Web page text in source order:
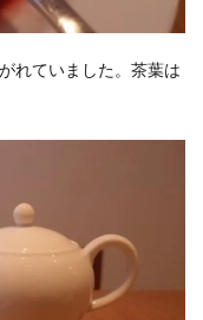
れていました。茶葉は